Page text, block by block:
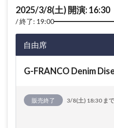
2025/3/8(土) 開演: 16:30
終了: 19:00
自由席
G-FRANCO Denim
販売終了 3/8(土) 18:30 ま